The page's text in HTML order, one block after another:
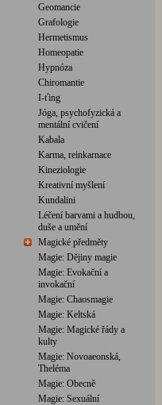
Geomancie
Grafologie
Hermetismus
Homeopatie
Hypnóza
Chiromantie
I-ťing
Jóga, psychofyzická a
mentální cvičení
Kabala
Karma, reinkarnace
Kineziologie
Kreativní myšlení
Kundalini
Léčení barvami a hudbou,
duše a umění
Magické předměty
Magie: Dějiny magie
Magie: Evokační a
invokační
Magie: Chaosmagie
Magie: Keltská
Magie: Magické řády a
kulty
Magie: Novoaeonská,
Theléma
Magie: Obecně
Magie: Sexuální